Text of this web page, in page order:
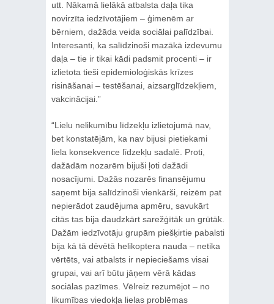
utt. Nākamā lielākā atbalsta daļa tika
novirzīta iedzīvotājiem – ģimenēm ar
bērniem, dažāda veida sociālai palīdzībai.
Interesanti, ka salīdzinoši mazākā izdevumu
daļa – tie ir tikai kādi padsmit procenti – ir
izlietota tieši epidemioloģiskās krīzes
risināšanai – testēšanai, aizsarglīdzekļiem,
vakcinācijai.”
“Lielu nelikumību līdzekļu izlietojumā nav,
bet konstatējām, ka nav bijusi pietiekami
liela konsekvence līdzekļu sadalē. Proti,
dažādām nozarēm bijuši ļoti dažādi
nosacījumi. Dažās nozarēs finansējumu
saņemt bija salīdzinoši vienkārši, reizēm pat
nepierādot zaudējuma apmēru, savukārt
citās tas bija daudzkārt sarežģītāk un grūtāk.
Dažām iedzīvotāju grupām piešķirtie pabalsti
bija kā tā dēvētā helikoptera nauda – netika
vērtēts, vai atbalsts ir nepieciešams visai
grupai, vai arī būtu jāņem vērā kādas
sociālas pazīmes. Vēlreiz rezumējot – no
likumības viedokļa lielas problēmas